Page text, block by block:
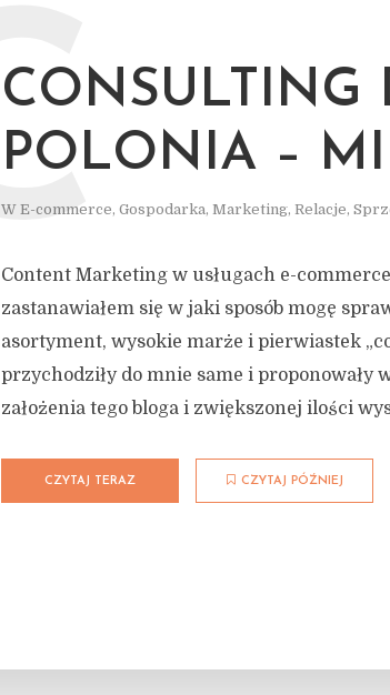
CONSULTING
POLONIA –
W E-commerce, Gospodarka, Marketing, Relacje,
C
Content Marketing w usługach e-
zastanawiałem się w jaki sposób mogę
asortyment, wysokie marże i pierwiastek
przychodziły do mnie same i proponowały
założenia tego bloga i zwiększonej ilości
CZYTAJ TERAZ CZYTAJ PÓŹNIEJ